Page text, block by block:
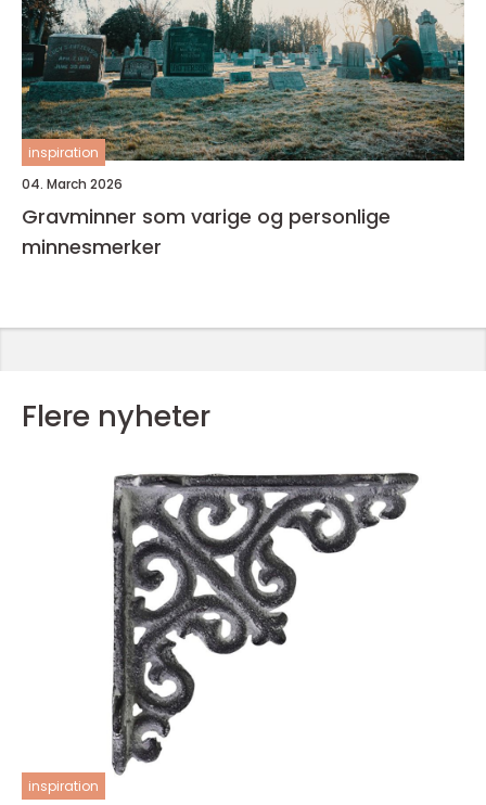
inspiration
04. March 2026
Gravminner som varige og personlige
minnesmerker
Flere nyheter
inspiration